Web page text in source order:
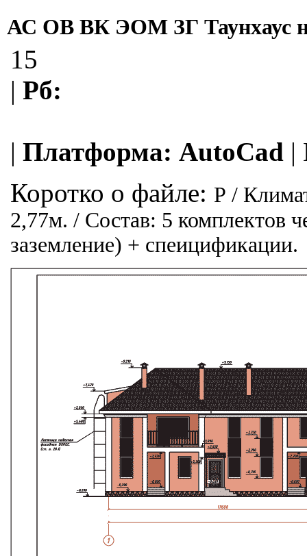
АС ОВ ВК ЭОМ ЗГ Таунхаус на
15
| Рб:
| Платформа: AutoCad |
Коротко о файле: Р /
2,77м. / Состав: 5 комплектов
заземление) + спеицификации.